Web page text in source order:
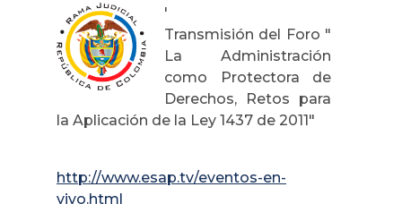
'
Transmisión del Foro "
La Administración
como Protectora de
Derechos, Retos para
la Aplicación de la Ley 1437 de 2011"
http://www.esap.tv/eventos-en-
vivo.html